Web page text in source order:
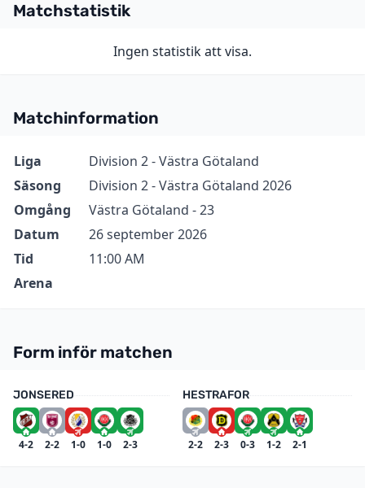
Matchstatistik
Ingen statistik att visa.
Matchinformation
InformationVärde
Liga
Division 2 - Västra Götaland
Säsong
Division 2 - Västra Götaland 2026
Omgång
Västra Götaland - 23
Datum
26 september 2026
Tid
11:00 AM
Arena
Form inför matchen
JONSERED
4-2 2-2 1-0 1-0 2-3
HESTRAFOR
2-2 2-3 0-3 1-2 2-1